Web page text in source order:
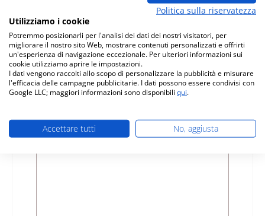
01023625
Produttore: Fireplace
Prezzo normale:
40,52 €
Disponibile, tempi di consegna: 4-6 giorni
Dettagli
Solo 6 disponibili
Politica sulla riservatezza
Utilizziamo i cookie
Potremmo posizionarli per l'analisi dei dati dei nostri visitatori, per
migliorare il nostro sito Web, mostrare contenuti personalizzati e offrirti
un'esperienza di navigazione eccezionale. Per ulteriori informazioni sui
cookie utilizziamo aprire le impostazioni.
I dati vengono raccolti allo scopo di personalizzare la pubblicità e misurare
l'efficacia delle campagne pubblicitarie. I dati possono essere condivisi con
Google LLC; maggiori informazioni sono disponibili qui.
Accettare tutti No, aggiusta